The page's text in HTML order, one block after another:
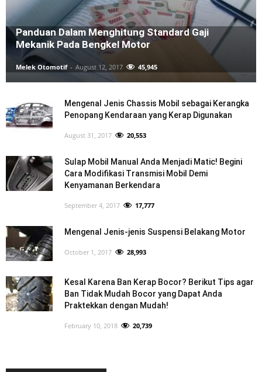
Panduan Dalam Menghitung Standard Gaji
Mekanik Pada Bengkel Motor
Melek Otomotif - August 12, 2017 45,945
Mengenal Jenis Chassis Mobil sebagai Kerangka
Penopang Kendaraan yang Kerap Digunakan
August 31, 2017 20,553
Sulap Mobil Manual Anda Menjadi Matic! Begini
Cara Modifikasi Transmisi Mobil Demi
Kenyamanan Berkendara
September 4, 2017 17,777
Mengenal Jenis-jenis Suspensi Belakang Motor
October 1, 2017 28,993
Kesal Karena Ban Kerap Bocor? Berikut Tips agar
Ban Tidak Mudah Bocor yang Dapat Anda
Praktekkan dengan Mudah!
February 10, 2018 20,739